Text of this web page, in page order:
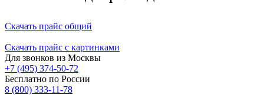
Скачать прайс общий
Скачать прайс с картинками
Для звонков из Москвы
+7 (495) 374-50-72
Бесплатно по России
8 (800) 333-11-78